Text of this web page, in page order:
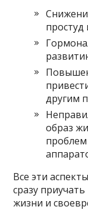
другим
образ
Все эти
сразу
жизни и